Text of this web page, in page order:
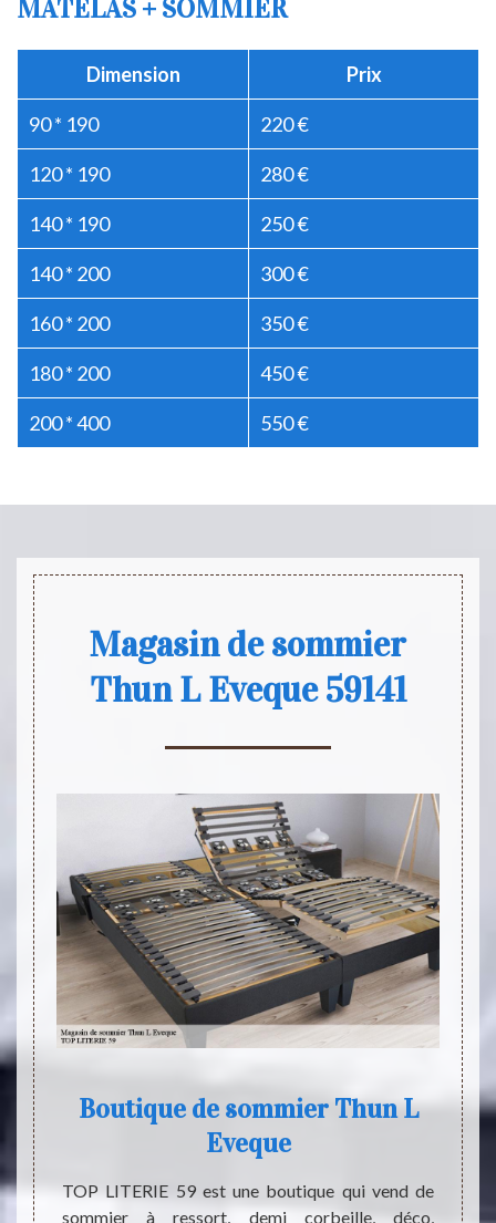
MATELAS + SOMMIER
Dimension Prix
90 * 190 220 €
120 * 190 280 €
140 * 190 250 €
140 * 200 300 €
160 * 200 350 €
180 * 200 450 €
200 * 400 550 €
Magasin de sommier
Thun L Eveque 59141
L
Boutique de sommier Thun L
Eveque
TOP LITERIE 59 est une boutique qui vend de
sommier à ressort, demi corbeille, déco,
Le
à